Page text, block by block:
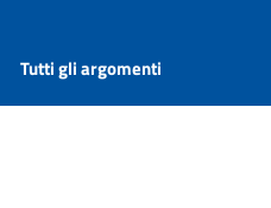
Tutti gli argomenti